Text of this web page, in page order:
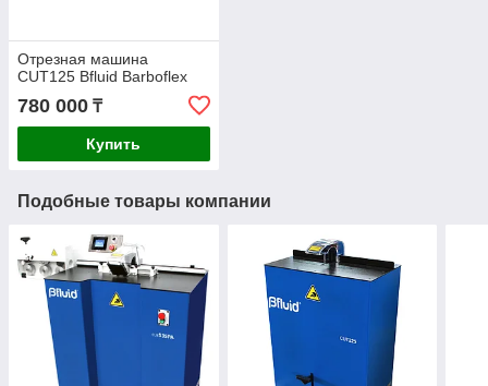
Отрезная машина
CUT125 Bfluid Barboflex
780 000 ₸
Купить
Подобные товары компании